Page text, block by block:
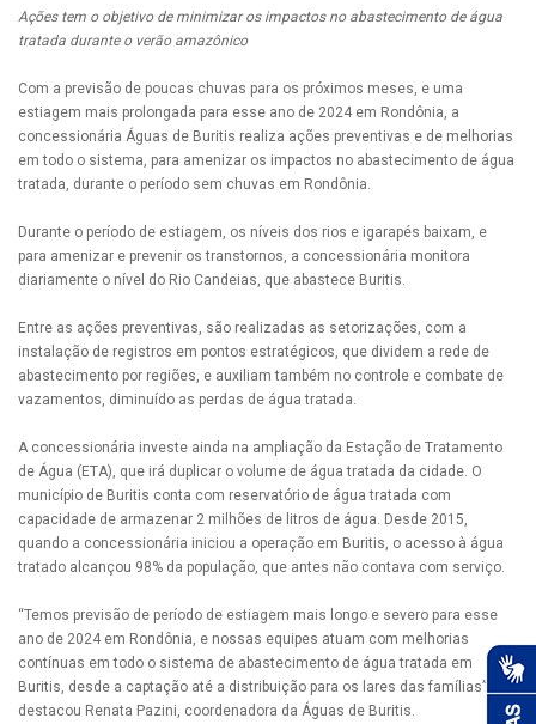
Ações tem o objetivo de minimizar os impactos no abastecimento de água
tratada durante o verão amazônico
Com a previsão de poucas chuvas para os próximos meses, e uma
estiagem mais prolongada para esse ano de 2024 em Rondônia, a
concessionária Águas de Buritis realiza ações preventivas e de melhorias
em todo o sistema, para amenizar os impactos no abastecimento de água
tratada, durante o período sem chuvas em Rondônia.
Durante o período de estiagem, os níveis dos rios e igarapés baixam, e
para amenizar e prevenir os transtornos, a concessionária monitora
diariamente o nível do Rio Candeias, que abastece Buritis.
Entre as ações preventivas, são realizadas as setorizações, com a
instalação de registros em pontos estratégicos, que dividem a rede de
abastecimento por regiões, e auxiliam também no controle e combate de
vazamentos, diminuído as perdas de água tratada.
A concessionária investe ainda na ampliação da Estação de Tratamento
de Água (ETA), que irá duplicar o volume de água tratada da cidade. O
município de Buritis conta com reservatório de água tratada com
capacidade de armazenar 2 milhões de litros de água. Desde 2015,
quando a concessionária iniciou a operação em Buritis, o acesso à água
tratado alcançou 98% da população, que antes não contava com serviço.
“Temos previsão de período de estiagem mais longo e severo para esse
ano de 2024 em Rondônia, e nossas equipes atuam com melhorias
contínuas em todo o sistema de abastecimento de água tratada em
Buritis, desde a captação até a distribuição para os lares das famílias”,
destacou Renata Pazini, coordenadora da Águas de Buritis.